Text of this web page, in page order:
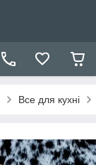
Все для кухні